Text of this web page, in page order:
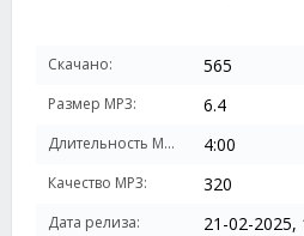
Скачано: 565
Размер MP3: 6.4
Длительность MP3: 4:00
Качество MP3: 320
Дата релиза: 21-02-2025,